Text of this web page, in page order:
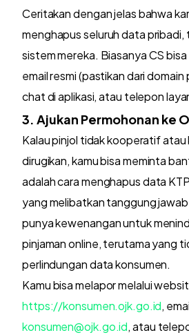
Ceritakan dengan jelas bahwa
menghapus seluruh data pribadi,
sistem mereka. Biasanya CS
email resmi (pastikan dari domain
chat di aplikasi, atau telepon
3. Ajukan Permohonan ke
Kalau pinjol tidak kooperatif atau
dirugikan, kamu bisa meminta
adalah cara menghapus data
yang melibatkan tanggung
punya kewenangan untuk
pinjaman online, terutama yang
perlindungan data konsumen.
Kamu bisa melapor melalui
https://konsumen.ojk.go.id,
konsumen@ojk.go.id, atau